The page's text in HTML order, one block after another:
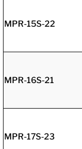
MPR-15S-22
MPR-16S-21
MPR-17S-23